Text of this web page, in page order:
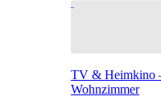
TV & Heimkino
Wohnzimmer